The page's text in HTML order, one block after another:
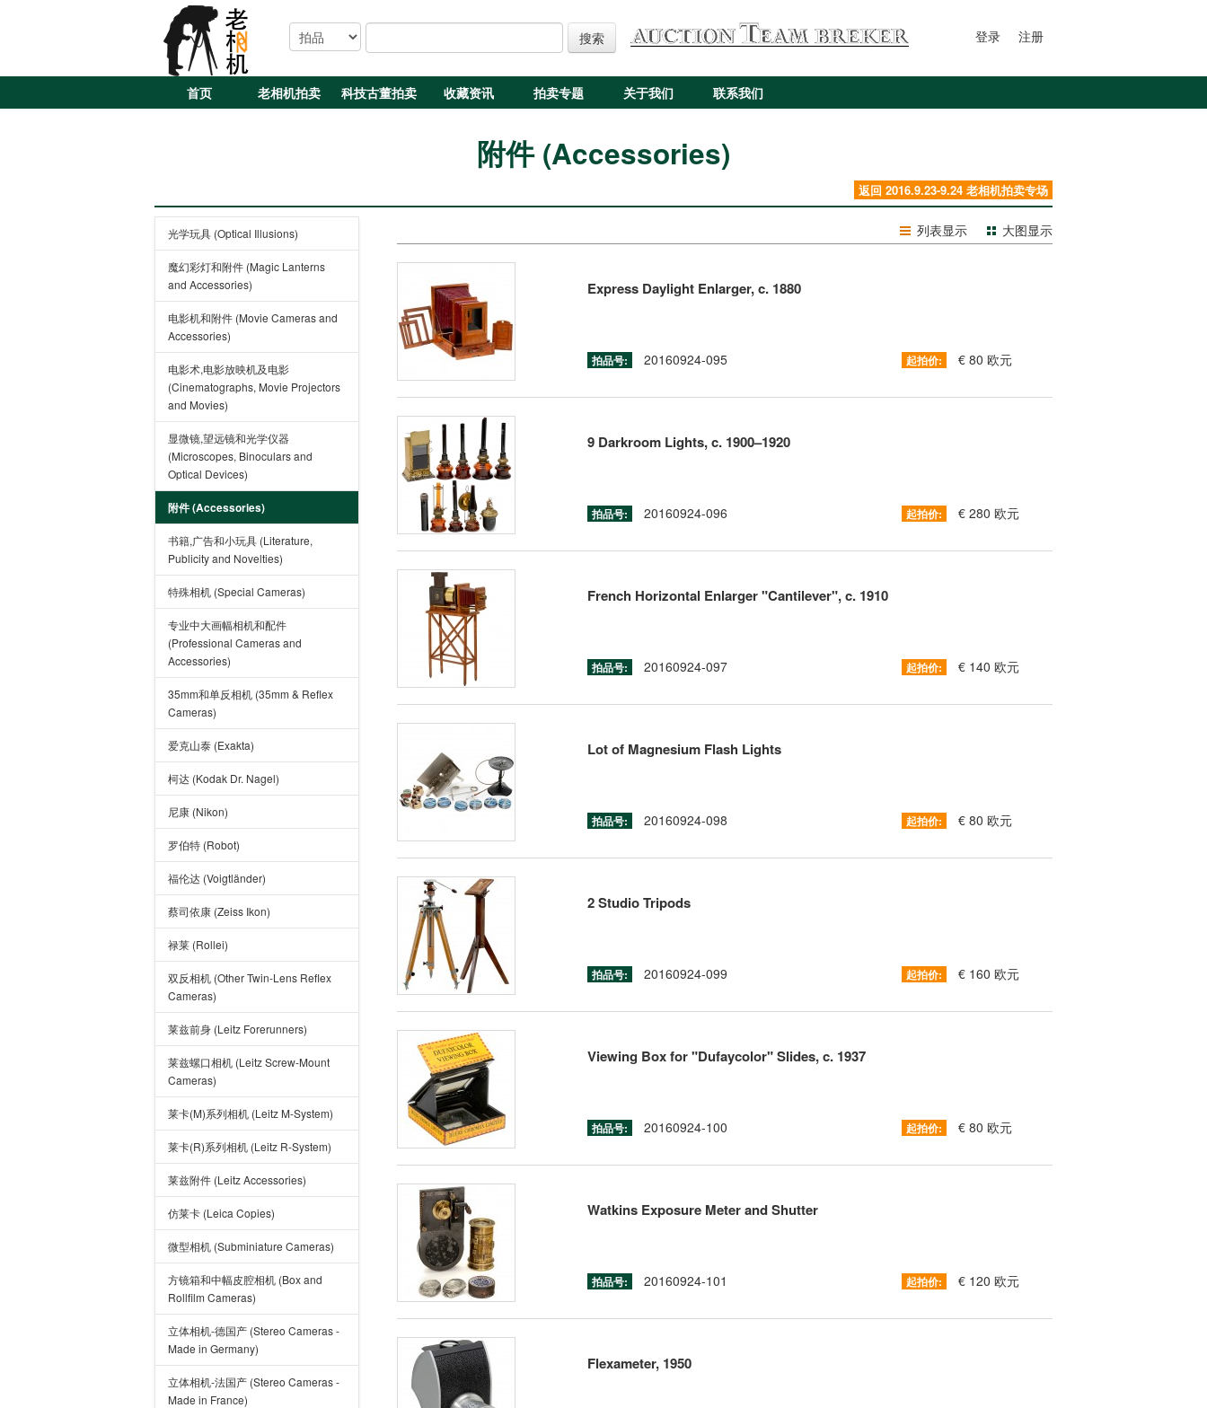
搜索 登录 注册
首页 老相机拍卖 科技古董拍卖 收藏资讯 拍卖专题 关于我们 联系我们
附件 (Accessories)
返回 2016.9.23-9.24 老相机拍卖专场
光学玩具 (Optical Illusions)
魔幻彩灯和附件 (Magic Lanterns
and Accessories)
电影机和附件 (Movie Cameras and
Accessories)
电影术,电影放映机及电影
(Cinematographs, Movie Projectors
and Movies)
显微镜,望远镜和光学仪器
(Microscopes, Binoculars and
Optical Devices)
附件 (Accessories)
书籍,广告和小玩具 (Literature,
Publicity and Novelties)
特殊相机 (Special Cameras)
专业中大画幅相机和配件
(Professional Cameras and
Accessories)
35mm和单反相机 (35mm & Reflex
Cameras)
爱克山泰 (Exakta)
柯达 (Kodak Dr. Nagel)
尼康 (Nikon)
罗伯特 (Robot)
福伦达 (Voigtländer)
蔡司依康 (Zeiss Ikon)
禄莱 (Rollei)
双反相机 (Other Twin-Lens Reflex
Cameras)
莱兹前身 (Leitz Forerunners)
莱兹螺口相机 (Leitz Screw-Mount
Cameras)
莱卡(M)系列相机 (Leitz M-System)
莱卡(R)系列相机 (Leitz R-System)
莱兹附件 (Leitz Accessories)
仿莱卡 (Leica Copies)
微型相机 (Subminiature Cameras)
方镜箱和中幅皮腔相机 (Box and
Rollfilm Cameras)
立体相机-德国产 (Stereo Cameras -
Made in Germany)
立体相机-法国产 (Stereo Cameras -
Made in France)
列表显示 大图显示
Express Daylight Enlarger, c. 1880
拍品号: 20160924-095 起拍价: € 80 欧元
9 Darkroom Lights, c. 1900–1920
拍品号: 20160924-096 起拍价: € 280 欧元
French Horizontal Enlarger "Cantilever", c. 1910
拍品号: 20160924-097 起拍价: € 140 欧元
Lot of Magnesium Flash Lights
拍品号: 20160924-098 起拍价: € 80 欧元
2 Studio Tripods
拍品号: 20160924-099 起拍价: € 160 欧元
Viewing Box for "Dufaycolor" Slides, c. 1937
拍品号: 20160924-100 起拍价: € 80 欧元
Watkins Exposure Meter and Shutter
拍品号: 20160924-101 起拍价: € 120 欧元
Flexameter, 1950